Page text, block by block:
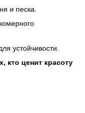
и песка.
устойчивости.
ценит красоту